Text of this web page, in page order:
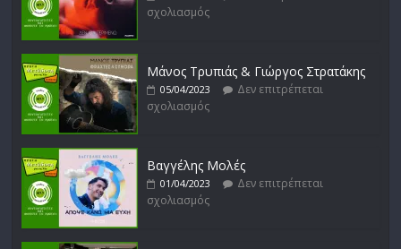
σχολιασμός
Μάνος Τρυπιάς & Γιώργος Στρατάκης
05/04/2023
Δεν επιτρέπεται
σχολιασμός
Βαγγέλης Μολές
01/04/2023
Δεν επιτρέπεται
σχολιασμός